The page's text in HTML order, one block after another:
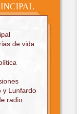
de vida
y Lunfardo
radio